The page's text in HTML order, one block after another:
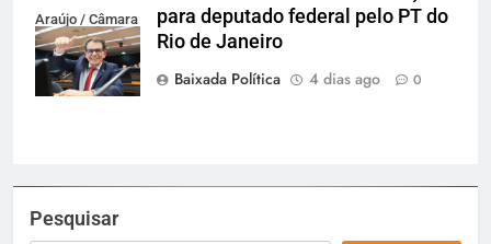
Araújo / Câmara
dos Deputados
para deputado federal pelo PT do
Rio de Janeiro
Baixada Política
4 dias ago 0
Pesquisar